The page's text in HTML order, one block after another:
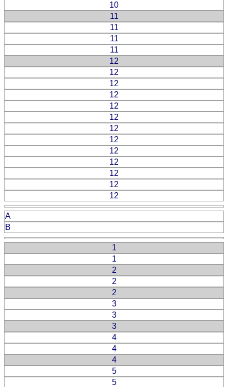
10
11
11
11
11
12
12
12
12
12
12
12
12
12
12
12
12
12
A
B
1
1
2
2
2
3
3
3
4
4
4
5
5